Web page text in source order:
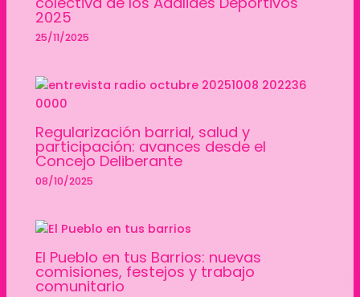
2025
25/11/2025
Regularización barrial, salud y
participación: avances desde el
Concejo Deliberante
08/10/2025
El Pueblo en tus Barrios: nuevas
comisiones, festejos y trabajo
comunitario